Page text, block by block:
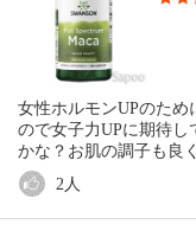
女性ホルモンUPのため
ので女子力UPに期待し
かな？お肌の調子も良
2 人